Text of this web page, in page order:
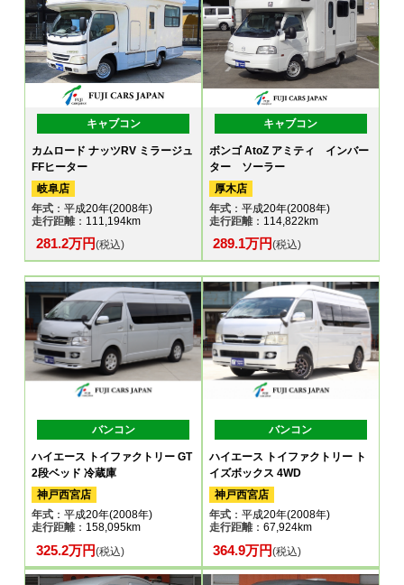
キャブコン
カムロード ナッツRV ミラージュ
FFヒーター
岐阜店
年式 ：平成20年(2008年)
走行距離：111,194km
281.2万円(税込)
キャブコン
ボンゴ AtoZ アミティ インバー
ター ソーラー
厚木店
年式：平成20年(2008年)
走行距離：114,822km
289.1万円(税込)
バンコン
ハイエース トイファクトリー GT
2段ベッド 冷蔵庫
神戸西宮店
年式 ：平成20年(2008年)
走行距離：158,095km
325.2万円(税込)
バンコン
ハイエース トイファクトリー ト
イズボックス 4WD
神戸西宮店
年式：平成20年(2008年)
走行距離：67,924km
364.9万円(税込)